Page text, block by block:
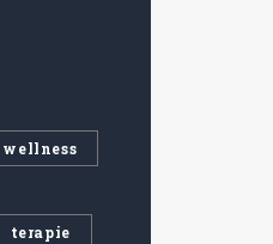
wellness
terapie